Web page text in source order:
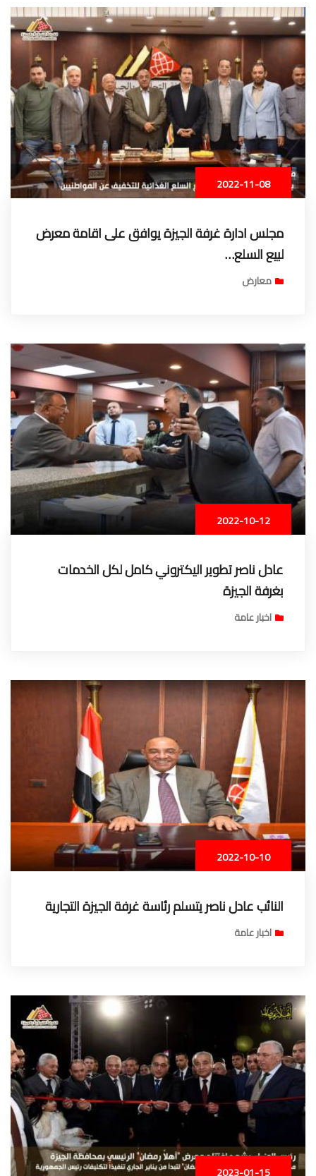
2022-11-08
مجلس ادارة غرفة الجيزة يوافق على اقامة معرض
لبيع السلع…
معارض
2022-10-12
عادل ناصر تطوير اليكتروني كامل لكل الخدمات
بغرفة الجيزة
اخبار عامة
2022-10-10
النائب عادل ناصر يتسلم رئاسة غرفة الجيزة التجارية
اخبار عامة